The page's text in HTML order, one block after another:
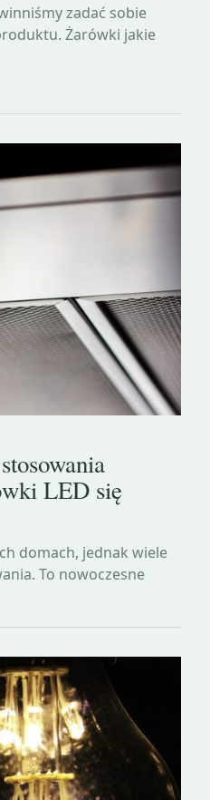
zadać sobie
Żarówki jakie
LED się
domach, jednak wiele
To nowoczesne